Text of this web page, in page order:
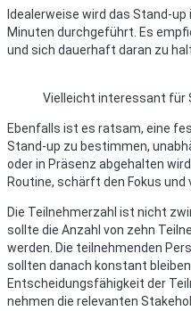
Idealerweise wird das Stand-
Minuten durchgeführt. Es
und sich dauerhaft daran zu
Vielleicht interessant für
Ebenfalls ist es ratsam, eine
Stand-up zu bestimmen,
oder in Präsenz abgehalten
Routine, schärft den Fokus
Die Teilnehmerzahl ist nicht
sollte die Anzahl von zehn
werden. Die teilnehmenden
sollten danach konstant
Entscheidungsfähigkeit der
nehmen die relevanten